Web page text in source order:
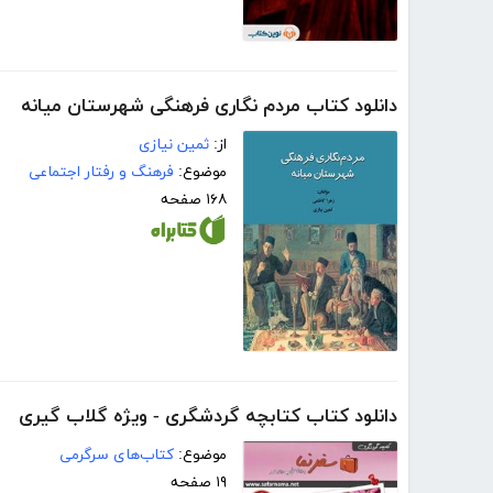
دانلود کتاب مردم نگاری فرهنگی شهرستان میانه
از: ثمین نیازی
موضوع: فرهنگ و رفتار اجتماعی
۱۶۸ صفحه
دانلود کتاب کتابچه گردشگری - ویژه گلاب گیری
موضوع: کتاب‌های سرگرمی
۱۹ صفحه